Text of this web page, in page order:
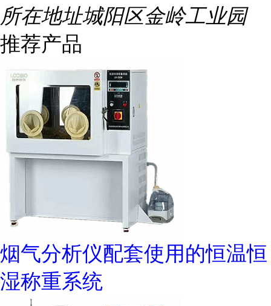
所在地址城阳区金岭工业园
推荐产品
烟气分析仪配套使用的恒温恒
湿称重系统